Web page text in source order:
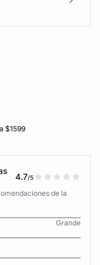
$1599
4.7/5
de la
Grande